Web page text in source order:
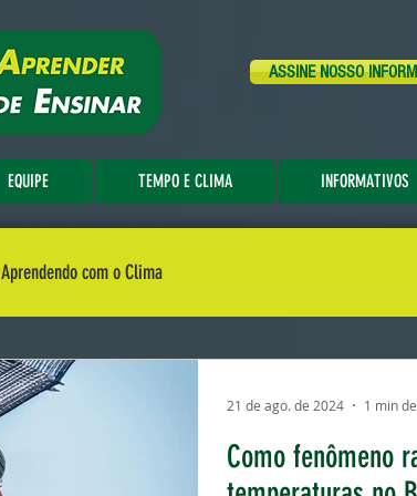
ASSINE NOSSO
EQUIPE TEMPO E CLIMA INFORMATIVOS
Aprendendo com o Clima
Como fenômeno
21 de ago. de 2024 1 min